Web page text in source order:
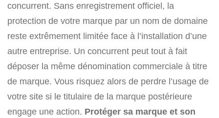
concurrent. Sans enregistrement officiel, la
protection de votre marque par un nom de domaine
reste extrêmement limitée face à l’installation d’une
autre entreprise. Un concurrent peut tout à fait
déposer la même dénomination commerciale à titre
de marque. Vous risquez alors de perdre l’usage de
votre site si le titulaire de la marque postérieure
engage une action. Protéger sa marque et son